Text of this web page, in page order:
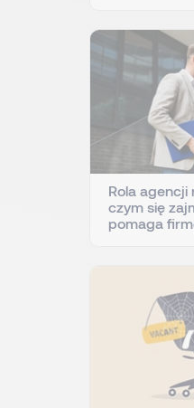
Rola
czym się
pomaga